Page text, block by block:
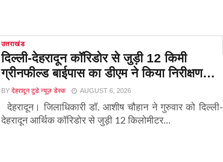
उत्तराखंड
दिल्ली-देहरादून कॉरिडोर से जुड़ी 12 किमी
ग्रीनफील्ड बाईपास का डीएम ने किया निरीक्षण…
BY देहरादून टुडे न्यूज़ डेस्क AUGUST 6, 2026
देहरादून। जिलाधिकारी डॉ. आशीष चौहान ने गुरुवार को दिल्ली-
देहरादून आर्थिक कॉरिडोर से जुड़ी 12 किलोमीटर...